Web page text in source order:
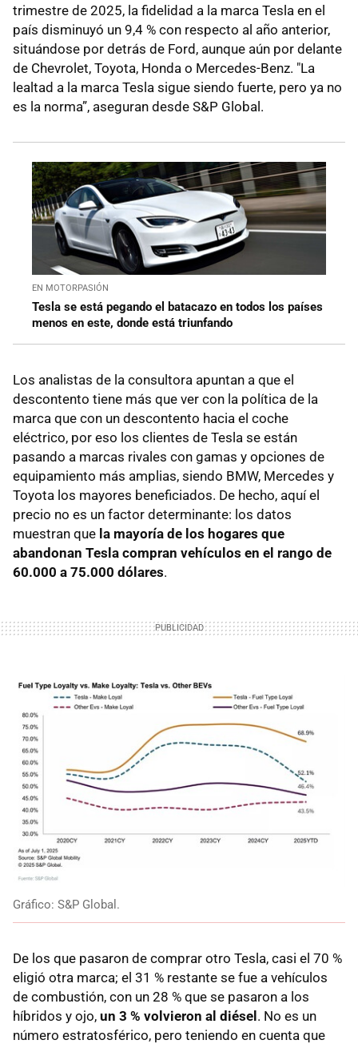
trimestre de 2025, la fidelidad a la marca Tesla en el
país disminuyó un 9,4 % con respecto al año anterior,
situándose por detrás de Ford, aunque aún por delante
de Chevrolet, Toyota, Honda o Mercedes-Benz. "La
lealtad a la marca Tesla sigue siendo fuerte, pero ya no
es la norma”, aseguran desde S&P Global.
EN MOTORPASIÓN
Tesla se está pegando el batacazo en todos los países
menos en este, donde está triunfando
Los analistas de la consultora apuntan a que el
descontento tiene más que ver con la política de la
marca que con un descontento hacia el coche
eléctrico, por eso los clientes de Tesla se están
pasando a marcas rivales con gamas y opciones de
equipamiento más amplias, siendo BMW, Mercedes y
Toyota los mayores beneficiados. De hecho, aquí el
precio no es un factor determinante: los datos
muestran que la mayoría de los hogares que
abandonan Tesla compran vehículos en el rango de
60.000 a 75.000 dólares.
Gráfico: S&P Global.
De los que pasaron de comprar otro Tesla, casi el 70 %
eligió otra marca; el 31 % restante se fue a vehículos
de combustión, con un 28 % que se pasaron a los
híbridos y ojo, un 3 % volvieron al diésel. No es un
número estratosférico, pero teniendo en cuenta que